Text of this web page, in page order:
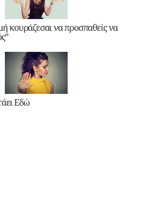
κουράζεσαι να προσπαθείς να
Εδώ